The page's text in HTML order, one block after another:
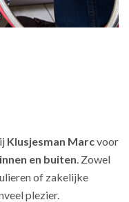
Klusjesman Marcvoor
en buiten. Zowel
of zakelijke
plezier.